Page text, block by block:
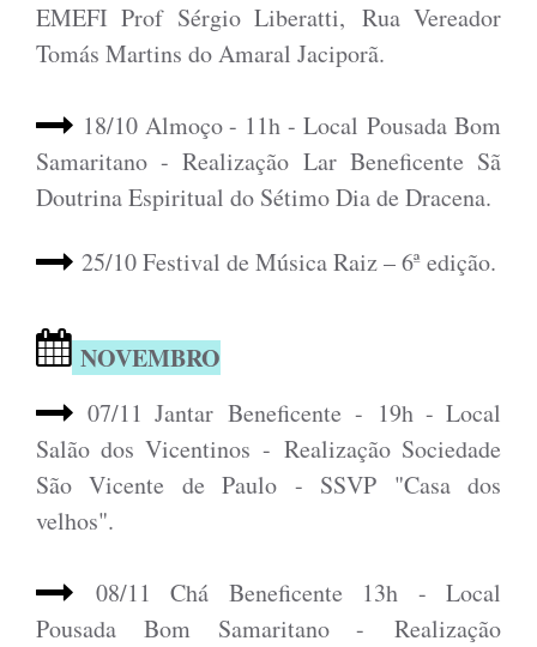
EMEFI Prof Sérgio Liberatti, Rua Vereador
Tomás Martins do Amaral Jaciporã.
18/10 Almoço - 11h - Local Pousada Bom
Samaritano - Realização Lar Beneficente Sã
Doutrina Espiritual do Sétimo Dia de Dracena.
25/10 Festival de Música Raiz – 6ª edição.
NOVEMBRO
07/11 JantarBeneficente - 19h - Local
Salão dos Vicentinos - Realização Sociedade
São Vicente de Paulo - SSVP "Casa dos
velhos".
08/11 Chá Beneficente 13h - Local
Pousada Bom Samaritano - Realização